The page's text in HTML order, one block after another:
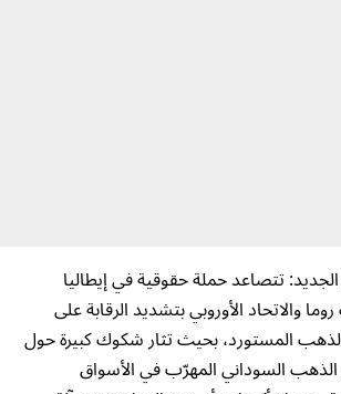
الجديد: تتصاعد حملة حقوقية في إيطاليا
والاتحاد الأوروبي بتشديد الرقابة على
المستورد، بحيث تثار شكوك كبيرة حول
الذهب السوداني المهرّب في الأسواق